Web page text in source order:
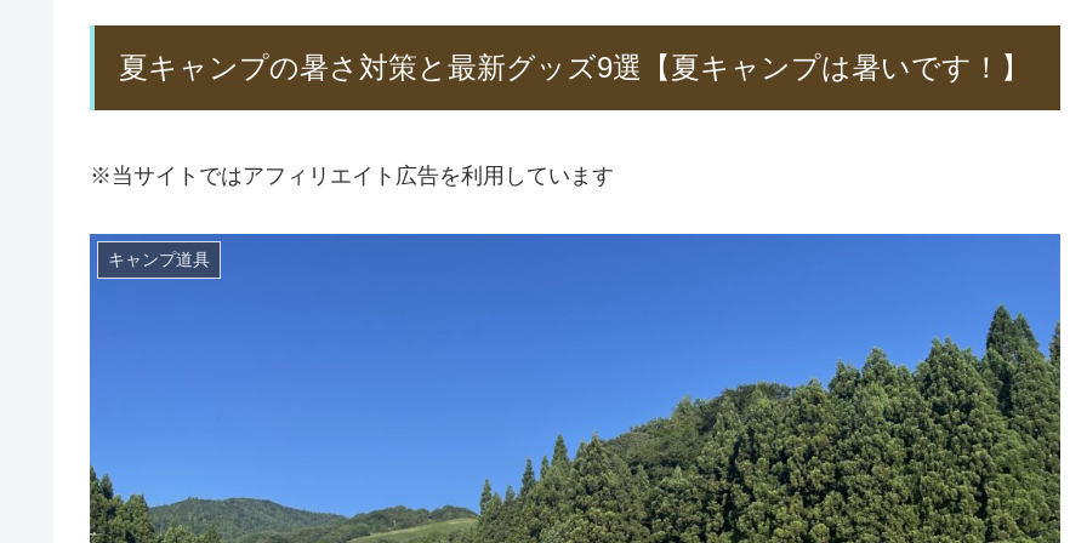
夏キャンプの暑さ対策と最新グッズ9選【夏キャンプは暑いです！】
※当サイトではアフィリエイト広告を利用しています
キャンプ道具